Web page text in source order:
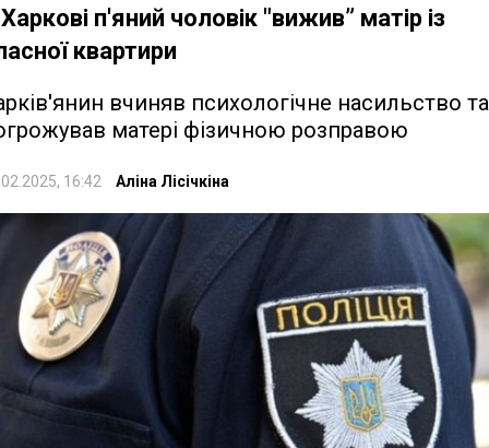
п'яний чоловік "вижив” матір із
квартири
вчиняв психологічне насильство та
матері фізичною розправою
16:42 Аліна Лісічкіна